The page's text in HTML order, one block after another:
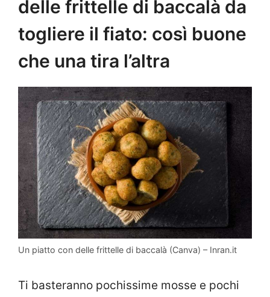
delle frittelle di baccalà da
togliere il fiato: così buone
che una tira l’altra
Un piatto con delle frittelle di baccalà (Canva) – Inran.it
Ti basteranno pochissime mosse e pochi